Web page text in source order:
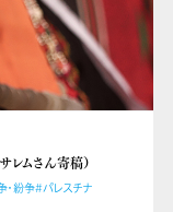
レムさん寄稿）
・紛争#パレスチナ